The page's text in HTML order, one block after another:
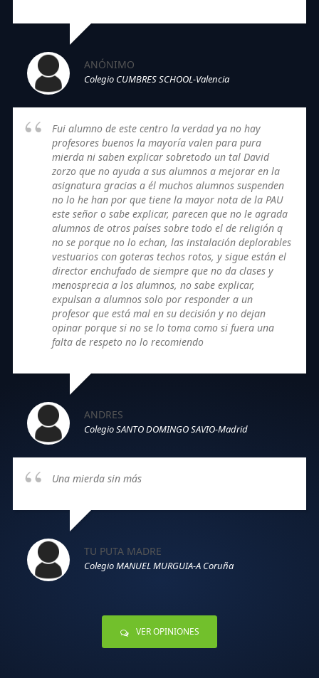
ANÓNIMO
Colegio CUMBRES SCHOOL-Valencia
Fui alumno de este centro la verdad ya no hay
profesores buenos la mayoría valen para pura
mierda ni saben explicar sobretodo un tal David
zorzo que no ayuda a sus alumnos a mejorar en la
asignatura gracias a él muchos alumnos suspenden
no lo he han por que tiene la mayor nota de la PAU
este señor o sabe explicar, parecen que no le agrada
alumnos de otros países sobre todo el de religión q
no se porque no lo echan, las instalación deplorables
vestuarios con goteras techos rotos, y sigue están el
director enchufado de siempre que no da clases y
menosprecia a los alumnos, no sabe explicar,
expulsan a alumnos solo por responder a un
profesor que está mal en su decisión y no dejan
opinar porque si no se lo toma como si fuera una
falta de respeto no lo recomiendo
ANDRES
Colegio SANTO DOMINGO SAVIO-Madrid
Una mierda sin más
TU PUTA MADRE
Colegio MANUEL MURGUIA-A Coruña
VER OPINIONES